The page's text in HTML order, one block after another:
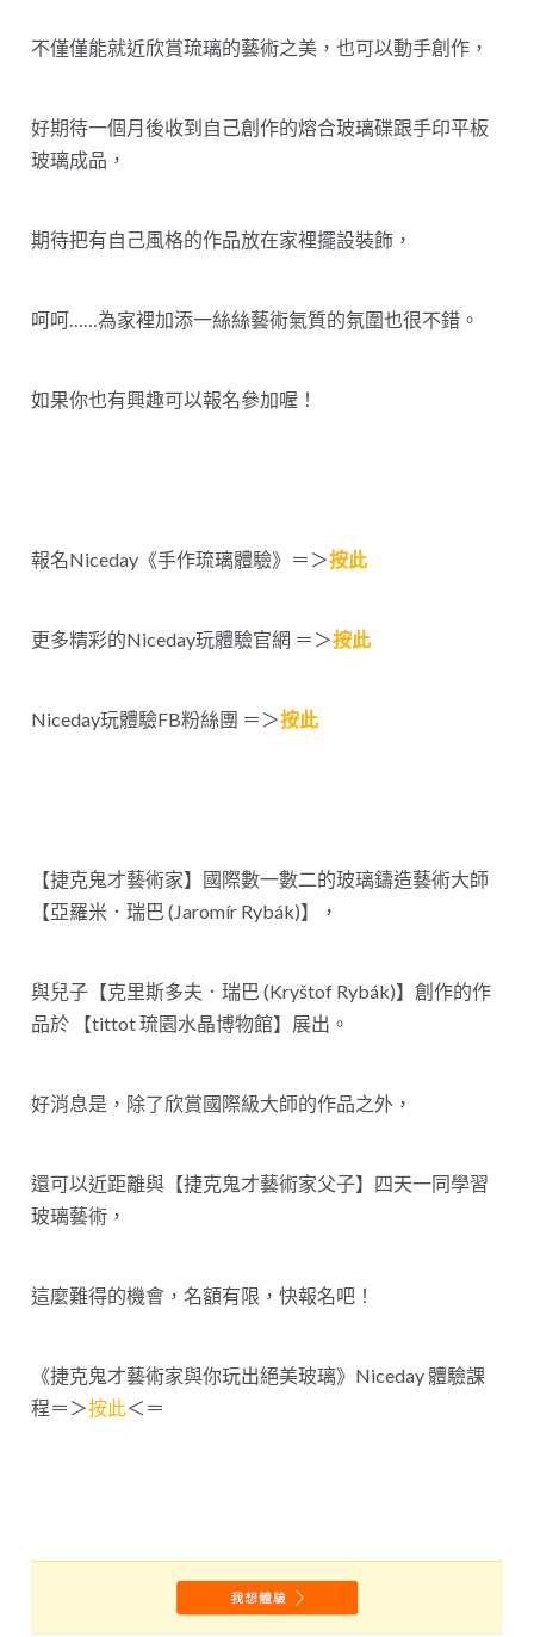
不僅僅能就近欣賞琉璃的藝術之美，也可以動手創作，
好期待一個月後收到自己創作的熔合玻璃碟跟手印平板
玻璃成品，
期待把有自己風格的作品放在家裡擺設裝飾，
呵呵……為家裡加添一絲絲藝術氣質的氛圍也很不錯。
如果你也有興趣可以報名參加喔！
報名Niceday《手作琉璃體驗》＝＞按此
更多精彩的Niceday玩體驗官網 ＝＞按此
Niceday玩體驗FB粉絲團 ＝＞按此
【捷克鬼才藝術家】國際數一數二的玻璃鑄造藝術大師
【亞羅米．瑞巴 (Jaromír Rybák)】，
與兒子【克里斯多夫．瑞巴 (Kryštof Rybák)】創作的作
品於 【tittot 琉園水晶博物館】展出。
好消息是，除了欣賞國際級大師的作品之外，
還可以近距離與【捷克鬼才藝術家父子】四天一同學習
玻璃藝術，
這麼難得的機會，名額有限，快報名吧！
《捷克鬼才藝術家與你玩出絕美玻璃》Niceday 體驗課
程＝＞按此＜＝